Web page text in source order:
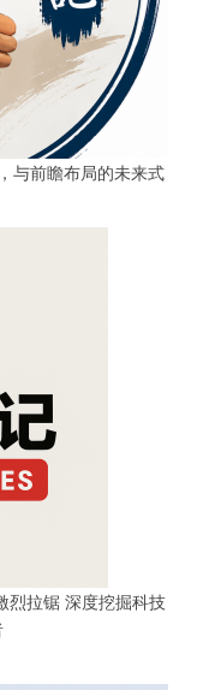
与前瞻布局的未来式
烈拉锯 深度挖掘科技